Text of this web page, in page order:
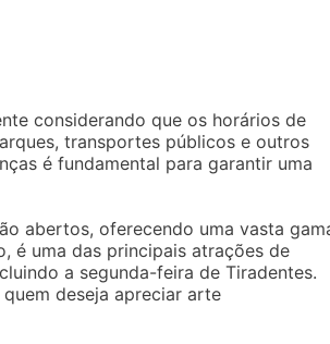
considerando que os horários de
transportes públicos e outros
é fundamental para garantir uma
abertos, oferecendo uma vasta
é uma das principais atrações de
a segunda-feira de Tiradentes.
deseja apreciar arte